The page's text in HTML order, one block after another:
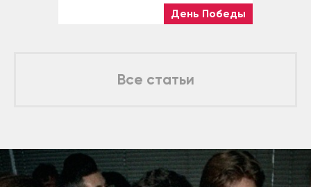
День Победы
Все статьи